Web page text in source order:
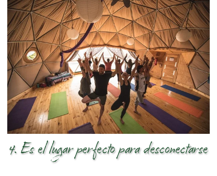
4. Es el lugar perfecto para desconectarse